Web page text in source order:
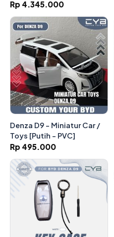
Rp 4.345.000
Denza D9 - Miniatur Car /
Toys [Putih - PVC]
Rp 495.000